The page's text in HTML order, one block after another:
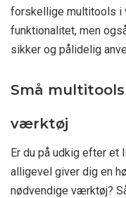
forskellige multitools i
funktionalitet, men
sikker og pålidelig
Små
værktøj
Er du på udkig efter et
alligevel giver dig en
nødvendige værktøj?